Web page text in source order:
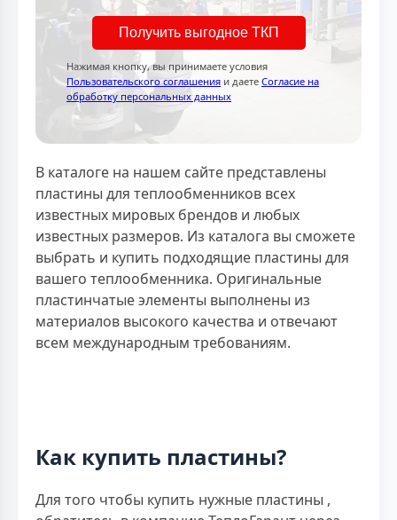
Получить выгодное ТКП
Нажимая кнопку, вы принимаете условия
Пользовательского соглашения и даете Согласие на
обработку персональных данных
В каталоге на нашем сайте представлены
пластины для теплообменников всех
известных мировых брендов и любых
известных размеров. Из каталога вы сможете
выбрать и купить подходящие пластины для
вашего теплообменника. Оригинальные
пластинчатые элементы выполнены из
материалов высокого качества и отвечают
всем международным требованиям.
Как купить пластины?
Для того чтобы купить нужные пластины ,